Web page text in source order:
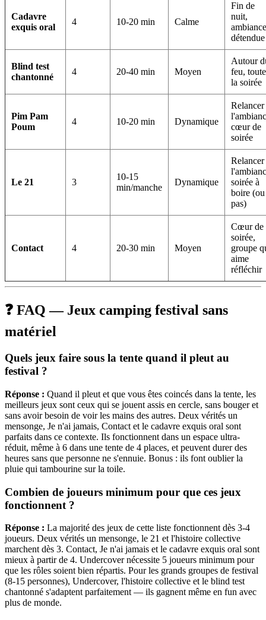
Cadavre
exquis oral
4 10-20 min Calme
Fin de
nuit,
ambiance
détendue
Blind test
chantonné
4 20-40 min Moyen
Autour
feu, toute
la soirée
Pim Pam
Poum
4 10-20 min Dynamique
Relancer
cœur de
soirée
Le 21 3
10-15
min/manche
Dynamique
Relancer
soirée à
boire (ou
pas)
Contact 4 20-30 min Moyen
Cœur de
soirée,
groupe
aime
réfléchir
❓ FAQ — Jeux camping festival sans
matériel
Quels jeux faire sous la tente quand il pleut au
festival ?
Réponse : Quand il pleut et que vous êtes coincés dans la tente, les
meilleurs jeux sont ceux qui se jouent assis en cercle, sans bouger et
sans avoir besoin de voir les mains des autres. Deux vérités un
mensonge, Je n'ai jamais, Contact et le cadavre exquis oral sont
parfaits dans ce contexte. Ils fonctionnent dans un espace ultra-
réduit, même à 6 dans une tente de 4 places, et peuvent durer des
heures sans que personne ne s'ennuie. Bonus : ils font oublier la
pluie qui tambourine sur la toile.
Combien de joueurs minimum pour que ces jeux
fonctionnent ?
Réponse : La majorité des jeux de cette liste fonctionnent dès 3-4
joueurs. Deux vérités un mensonge, le 21 et l'histoire collective
marchent dès 3. Contact, Je n'ai jamais et le cadavre exquis oral sont
mieux à partir de 4. Undercover nécessite 5 joueurs minimum pour
que les rôles soient bien répartis. Pour les grands groupes de festival
(8-15 personnes), Undercover, l'histoire collective et le blind test
chantonné s'adaptent parfaitement — ils gagnent même en fun avec
plus de monde.